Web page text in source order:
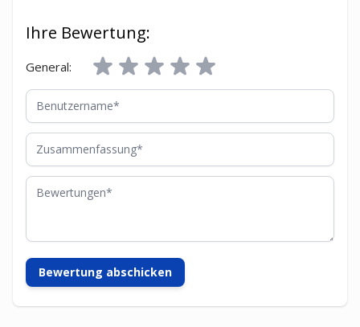
Ihre Bewertung:
General:
Benutzername
Zusammenfassung
Bewertungen
Bewertung abschicken